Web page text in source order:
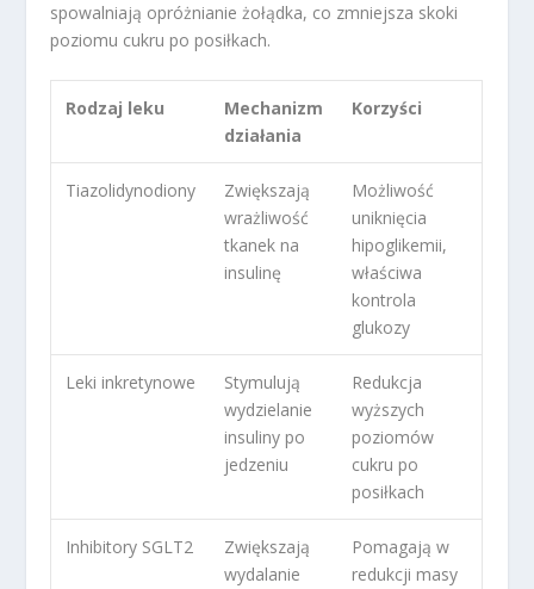
spowalniają opróżnianie żołądka, co zmniejsza skoki
poziomu cukru po posiłkach.
Rodzaj leku
Mechanizm
działania
Korzyści
Tiazolidynodiony
Zwiększają
wrażliwość
tkanek na
insulinę
Możliwość
uniknięcia
hipoglikemii,
właściwa
kontrola
glukozy
Leki inkretynowe
Stymulują
wydzielanie
insuliny po
jedzeniu
Redukcja
wyższych
poziomów
cukru po
posiłkach
Inhibitory SGLT2
Zwiększają
wydalanie
Pomagają w
redukcji masy